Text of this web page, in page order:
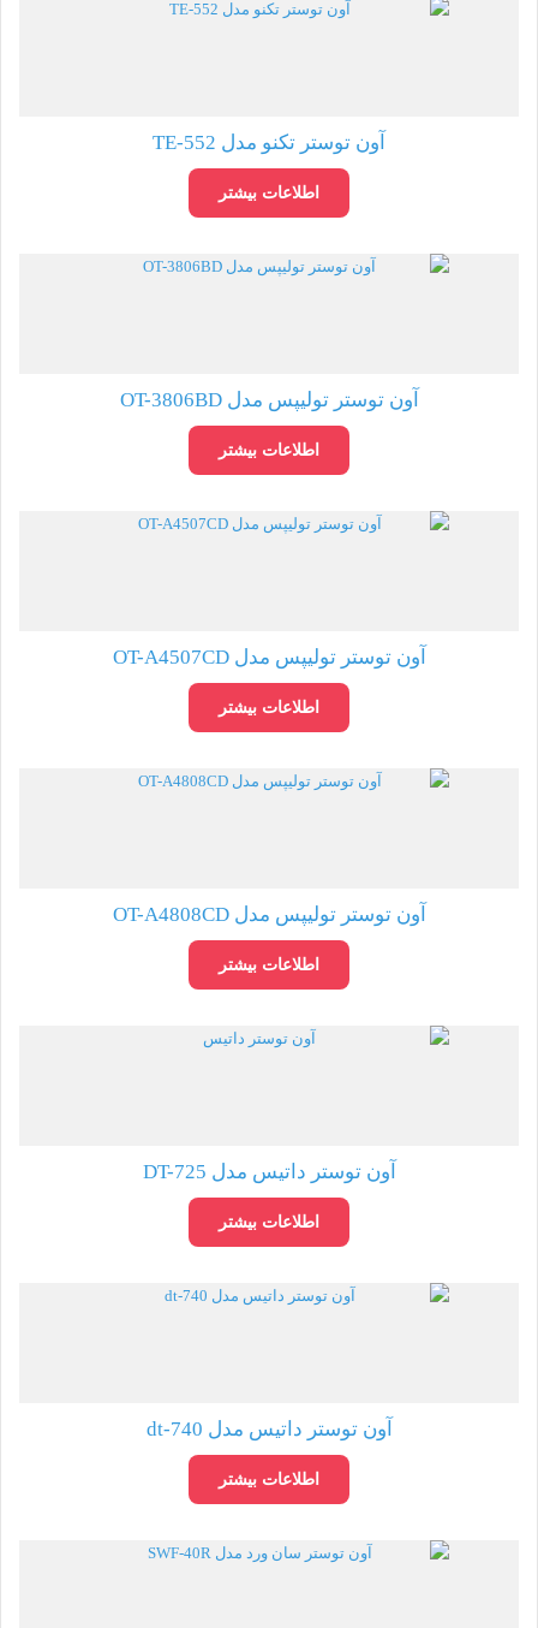
آون توستر تکنو مدل TE-552
اطلاعات بیشتر
آون توستر تولیپس مدل OT-3806BD
اطلاعات بیشتر
آون توستر تولیپس مدل OT-A4507CD
اطلاعات بیشتر
آون توستر تولیپس مدل OT-A4808CD
اطلاعات بیشتر
آون توستر داتیس مدل DT-725
اطلاعات بیشتر
آون توستر داتیس مدل dt-740
اطلاعات بیشتر